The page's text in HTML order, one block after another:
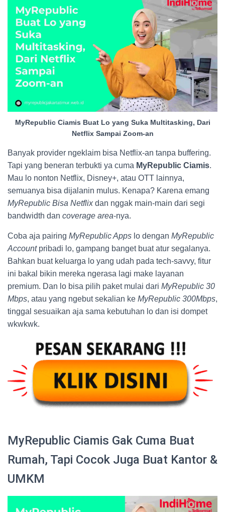
MyRepublic Ciamis Buat Lo yang Suka Multitasking, Dari
Netflix Sampai Zoom-an
Banyak provider ngeklaim bisa Netflix-an tanpa buffering.
Tapi yang beneran terbukti ya cuma MyRepublic Ciamis.
Mau lo nonton Netflix, Disney+, atau OTT lainnya,
semuanya bisa dijalanin mulus. Kenapa? Karena emang
MyRepublic Bisa Netflixdan nggak main-main dari segi
bandwidth dan coverage area-nya.
Coba aja pairing MyRepublic Apps lo dengan MyRepublic
Accountpribadi lo, gampang banget buat atur segalanya.
Bahkan buat keluarga lo yang udah pada tech-savvy, fitur
ini bakal bikin mereka ngerasa lagi make layanan
premium. Dan lo bisa pilih paket mulai dari MyRepublic 30
Mbps, atau yang ngebut sekalian ke MyRepublic 300Mbps,
tinggal sesuaikan aja sama kebutuhan lo dan isi dompet
wkwkwk.
MyRepublic Ciamis Gak Cuma Buat
Rumah, Tapi Cocok Juga Buat Kantor &
UMKM